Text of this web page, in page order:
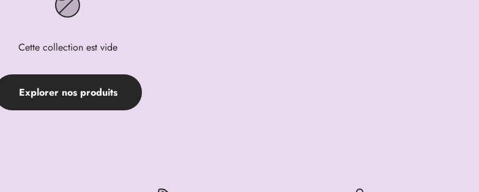
Cette collection est vide
Explorer nos produits